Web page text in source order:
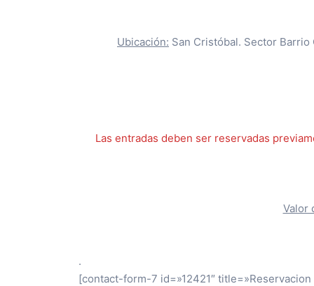
Ubicación: San Cristóbal. Sector Barrio
Las entradas deben ser reservadas
Valor
.
[contact-form-7 id=»12421″